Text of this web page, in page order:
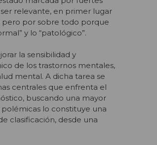
relevante, en primer lugar
pero por sobre todo porque
y lo “patológico”.
la sensibilidad y
de los trastornos mentales,
mental. A dicha tarea se
centrales que enfrenta el
buscando una mayor
lo constituye una
clasificación, desde una